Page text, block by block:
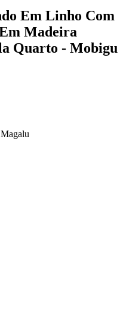
Em Linho Com
Madeira
Quarto - Mobigu
Magalu